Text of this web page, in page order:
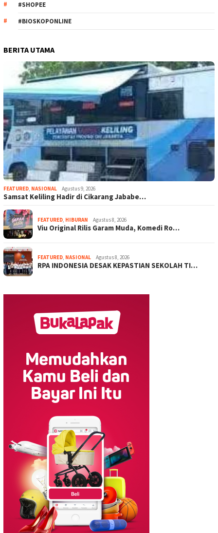
#SHOPEE
#BIOSKOPONLINE
BERITA UTAMA
FEATURED, NASIONAL Agustus 9, 2026
Samsat Keliling Hadir di Cikarang Jababe…
FEATURED, HIBURAN Agustus 8, 2026
Viu Original Rilis Garam Muda, Komedi Ro…
FEATURED, NASIONAL Agustus 8, 2026
RPA INDONESIA DESAK KEPASTIAN SEKOLAH TI…